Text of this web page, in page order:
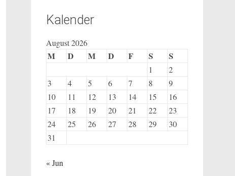
Kalender
August 2026
M D M D F S S
1
2
3
4 5 6 7 8
9
10
11 12 13 14 15
16
17
18 19 20 21 22
23
24
25 26 27 28 29
30
31
« Jun